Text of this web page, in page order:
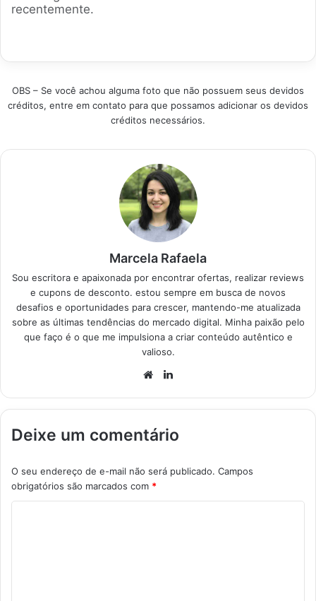
condicionamento
Vertical?…
Exercício…
recentemente.
e praticidade sem
Selecionamos os
modelos mais
eficientes após testar
ergonomia. Confira
Ergométrica Vertical
V10 Resistência…
OBS – Se você achou alguma foto que não possuem seus devidos
créditos, entre em contato para que possamos adicionar os devidos
créditos necessários.
Marcela Rafaela
Sou escritora e apaixonada por encontrar ofertas, realizar reviews
e cupons de desconto. estou sempre em busca de novos
desafios e oportunidades para crescer, mantendo-me atualizada
sobre as últimas tendências do mercado digital. Minha paixão pelo
que faço é o que me impulsiona a criar conteúdo autêntico e
valioso.
Website
Deixe um comentário
O seu endereço de e-mail não será publicado. Campos
obrigatórios são marcados com *